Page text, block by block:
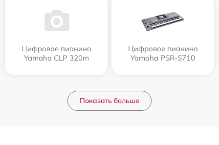
Цифровое пианино
Yamaha CLP 320m
Цифровое пианино
Yamaha PSR-S710
Показать больше